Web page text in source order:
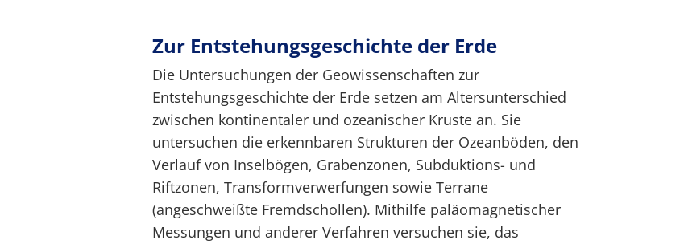
Zur Entstehungsgeschichte der Erde
Die Untersuchungen der Geowissenschaften zur
Entstehungsgeschichte der Erde setzen am Altersunterschied
zwischen kontinentaler und ozeanischer Kruste an. Sie
untersuchen die erkennbaren Strukturen der Ozeanböden, den
Verlauf von Inselbögen, Grabenzonen, Subduktions- und
Riftzonen, Transformverwerfungen sowie Terrane
(angeschweißte Fremdschollen). Mithilfe paläomagnetischer
Messungen und anderer Verfahren versuchen sie, das